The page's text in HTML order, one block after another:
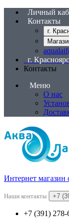
Личный
Контакты
г.
г.
Контакты
Меню
О нас
Интернет магазин
Наши контакты +7
+7 (391) 278-